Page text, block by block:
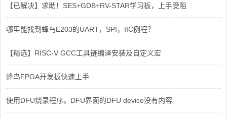
【已解决】求助！SES+GDB+RV-STAR学习板，上手受阻
哪里能找到蜂鸟E203的UART，SPI，IIC例程？
【精选】RISC-V GCC工具链编译安装及自定义宏
蜂鸟FPGA开发板快速上手
使用DFU烧录程序。DFU界面的DFU device没有内容